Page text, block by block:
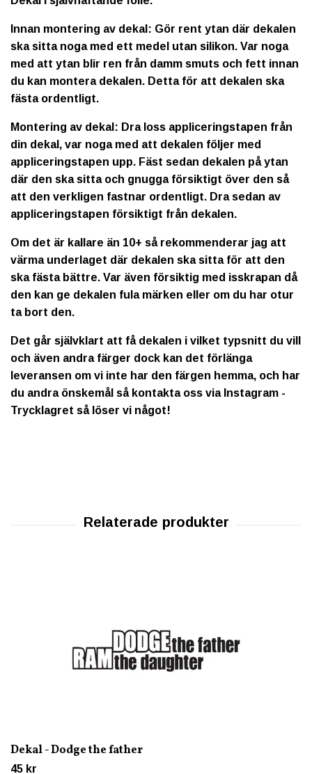
Innan montering av dekal: Gör rent ytan där dekalen
ska sitta noga med ett medel utan silikon. Var noga
med att ytan blir ren från damm smuts och fett innan
du kan montera dekalen. Detta för att dekalen ska
fästa ordentligt.
Montering av dekal: Dra loss appliceringstapen från
din dekal, var noga med att dekalen följer med
appliceringstapen upp. Fäst sedan dekalen på ytan
där den ska sitta och gnugga försiktigt över den så
att den verkligen fastnar ordentligt. Dra sedan av
appliceringstapen försiktigt från dekalen.
Om det är kallare än 10+ så rekommenderar jag att
värma underlaget där dekalen ska sitta för att den
ska fästa bättre. Var även försiktig med isskrapan då
den kan ge dekalen fula märken eller om du har otur
ta bort den.
Det går självklart att få dekalen i vilket typsnitt du vill
och även andra färger dock kan det förlänga
leveransen om vi inte har den färgen hemma, och har
du andra önskemål så kontakta oss via Instagram -
Trycklagret så löser vi något!
Dekal - Dodge the father
45 kr